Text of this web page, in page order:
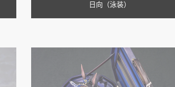
日向（泳装）